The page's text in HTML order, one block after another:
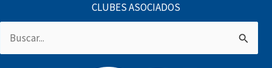
CLUBES ASOCIADOS
Buscar
por: